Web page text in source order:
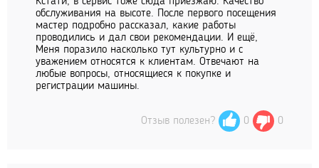
обслуживания на высоте. После первого посещения
мастер подробно рассказал, какие работы
проводились и дал свои рекомендации. И ещё,
Меня поразило насколько тут культурно и с
уважением относятся к клиентам. Отвечают на
любые вопросы, относящиеся к покупке и
регистрации машины.
Отзыв полезен? 0 0